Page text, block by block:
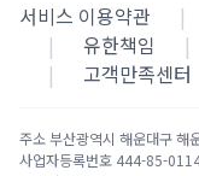
서비스 이용약관 |
|
유한책임 |
|
고객만족센터
주소부산광역시 해운대구 해
사업자등록번호 444-85-